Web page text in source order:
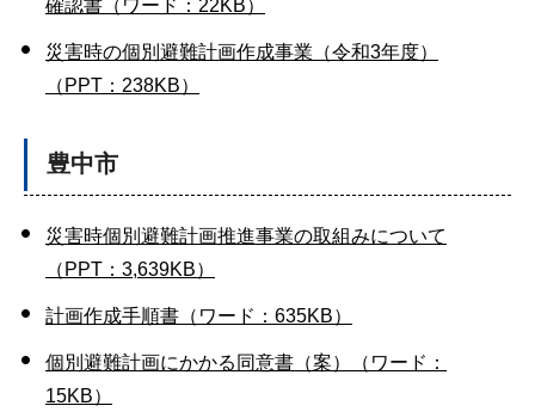
確認書（ワード：22KB）
災害時の個別避難計画作成事業（令和3年度）
（PPT：238KB）
豊中市
災害時個別避難計画推進事業の取組みについて
（PPT：3,639KB）
計画作成手順書（ワード：635KB）
個別避難計画にかかる同意書（案）（ワード：
15KB）